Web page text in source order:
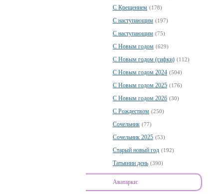
С Крещением (178)
С наступающим (197)
С наступающим (75)
С Новым годом (629)
С Новым годом (гифки) (112)
С Новым годом 2024 (504)
С Новым годом 2025 (176)
С Новым годом 2026 (30)
С Рождеством (250)
Сочельник (77)
Сочельник 2025 (53)
Старый новый год (192)
Татьянин день (390)
Аватарки: